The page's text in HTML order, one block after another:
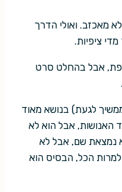
מאכזב. ואולי הדרך
ציפיות.
אבל בהחלט סרט
ממשיך לגעת) בנושא מאוד
האנושות, אבל הוא לא
נמצאת שם, אבל לא
הכל, הבסיס הוא